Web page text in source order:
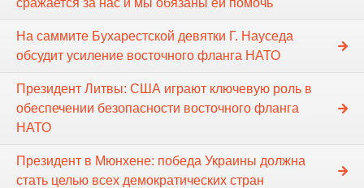
На саммите Бухарестской девятки Г. Науседа
обсудит усиление восточного фланга НАТО
Президент Литвы: США играют ключевую роль в
обеспечении безопасности восточного фланга
НАТО
Президент в Мюнхене: победа Украины должна
стать целью всех демократических стран